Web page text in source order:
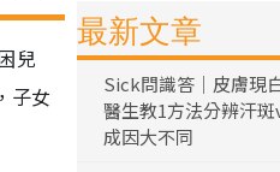
兒
子女
最新文章
Sick問識答｜皮膚現
醫生教1方法分辨汗
成因大不同